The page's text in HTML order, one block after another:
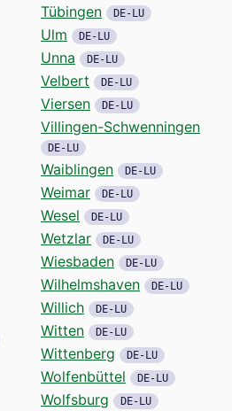
Tübingen DE-LU
Ulm DE-LU
Unna DE-LU
Velbert DE-LU
Viersen DE-LU
Villingen-Schwenningen
DE-LU
Waiblingen DE-LU
Weimar DE-LU
Wesel DE-LU
Wetzlar DE-LU
Wiesbaden DE-LU
Wilhelmshaven DE-LU
Willich DE-LU
Witten DE-LU
Wittenberg DE-LU
Wolfenbüttel DE-LU
Wolfsburg DE-LU